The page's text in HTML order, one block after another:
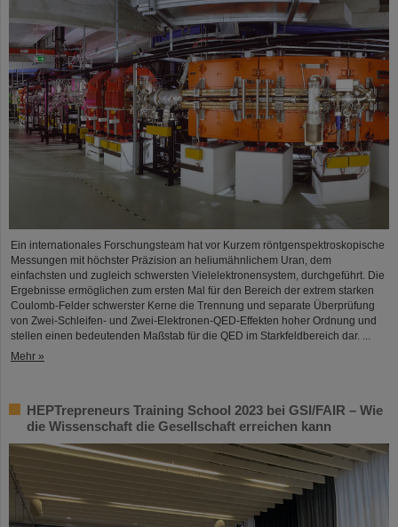
Ein internationales Forschungsteam hat vor Kurzem röntgenspektroskopische
Messungen mit höchster Präzision an heliumähnlichem Uran, dem
einfachsten und zugleich schwersten Vielelektronensystem, durchgeführt. Die
Ergebnisse ermöglichen zum ersten Mal für den Bereich der extrem starken
Coulomb-Felder schwerster Kerne die Trennung und separate Überprüfung
von Zwei-Schleifen- und Zwei-Elektronen-QED-Effekten hoher Ordnung und
stellen einen bedeutenden Maßstab für die QED im Starkfeldbereich dar. ...
Mehr »
HEPTrepreneurs Training School 2023 bei GSI/FAIR – Wie
die Wissenschaft die Gesellschaft erreichen kann